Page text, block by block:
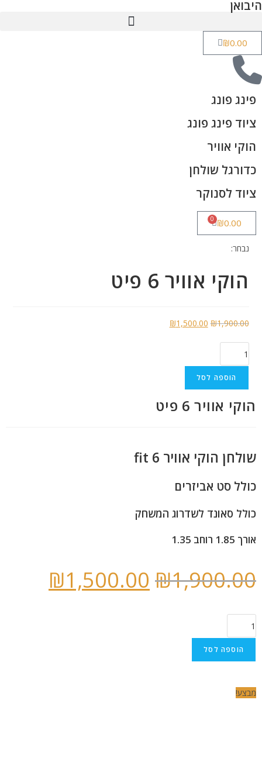
היבואן
₪0.00
פינג פונג
ציוד פינג פונג
הוקי אוויר
כדורגל שולחן
ציוד לסנוקר
₪0.00
0
נבחר:
הוקי אוויר 6 פיט
₪1,900.00
₪1,500.00
הוספה לסל
הוקי אוויר 6 פיט
שולחן הוקי אוויר 6 fit
כולל סט אביזרים
כולל סאונד לשדרוג המשחק
אורך 1.85 רוחב 1.35
₪1,900.00
₪1,500.00
הוספה לסל
מבצע!